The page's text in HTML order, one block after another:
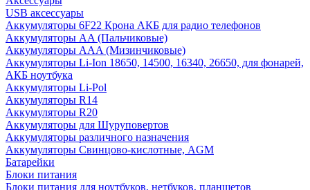
USB аксессуары
Аккумуляторы 6F22 Крона АКБ для радио телефонов
Аккумуляторы AA (Пальчиковые)
Аккумуляторы AAA (Мизинчиковые)
Аккумуляторы Li-Ion 18650, 14500, 16340, 26650, для фонарей,
АКБ ноутбука
Аккумуляторы Li-Pol
Аккумуляторы R14
Аккумуляторы R20
Аккумуляторы для Шуруповертов
Аккумуляторы различного назначения
Аккумуляторы Свинцово-кислотные, AGM
Батарейки
Блоки питания
Блоки питания для ноутбуков, нетбуков, планшетов